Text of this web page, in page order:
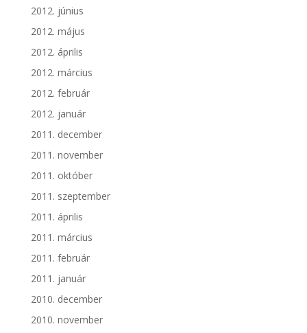
2012. június
2012. május
2012. április
2012. március
2012. február
2012. január
2011. december
2011. november
2011. október
2011. szeptember
2011. április
2011. március
2011. február
2011. január
2010. december
2010. november